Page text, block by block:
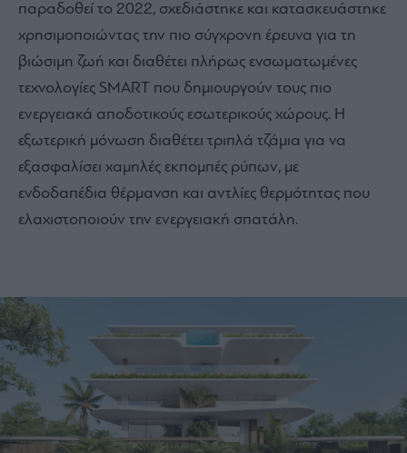
παραδοθεί το 2022, σχεδιάστηκε και κατασκευάστηκε
χρησιμοποιώντας την πιο σύγχρονη έρευνα για τη
βιώσιμη ζωή και διαθέτει πλήρως ενσωματωμένες
τεχνολογίες SMART που δημιουργούν τους πιο
ενεργειακά αποδοτικούς εσωτερικούς χώρους. Η
εξωτερική μόνωση διαθέτει τριπλά τζάμια για να
εξασφαλίσει χαμηλές εκπομπές ρύπων, με
ενδοδαπέδια θέρμανση και αντλίες θερμότητας που
ελαχιστοποιούν την ενεργειακή σπατάλη.